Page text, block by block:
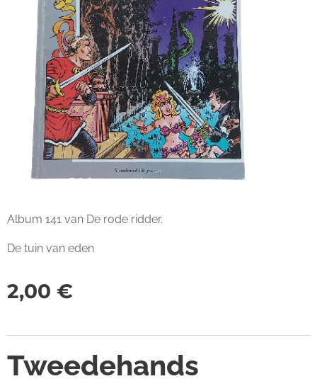
Album 141 van De rode ridder.
De tuin van eden
2,00 €
Tweedehands